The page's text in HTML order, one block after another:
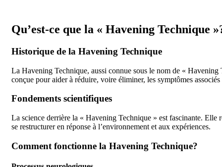
Qu’est-ce que la « Havening Technique
Historique de la Havening Technique
La Havening Technique, aussi connue sous le nom de «
conçue pour aider à réduire, voire éliminer, les symptômes
Fondements scientifiques
La science derrière la « Havening Technique » est fascinante.
se restructurer en réponse à l’environnement et aux expériences.
Comment fonctionne la Havening Technique?